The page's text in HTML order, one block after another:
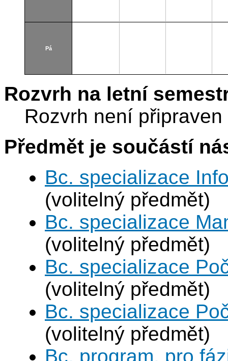
Pá
Rozvrh na letní
Rozvrh není připraven
Předmět je součástí
Bc. specializace
(volitelný předmět)
Bc. specializace
(volitelný předmět)
Bc. specializace
(volitelný předmět)
Bc. specializace
(volitelný předmět)
Bc. program, pro